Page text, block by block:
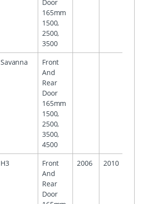
Door
165mm
1500,
2500,
3500
Savanna
Front
And
Rear
Door
165mm
1500,
2500,
3500,
4500
H3
Front
And
Rear
Door
2006 2010